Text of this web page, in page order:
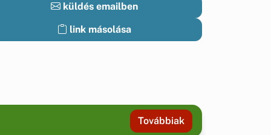
küldés emailben
link másolása
Továbbiak